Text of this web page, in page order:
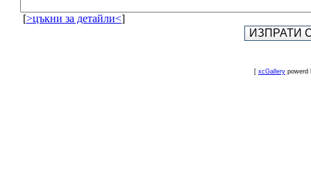
[>цъкни за детайли<]
[ xcGallery